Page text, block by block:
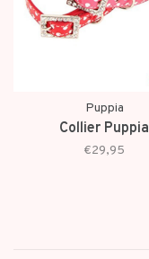
Puppia
Collier Puppia
€29,95